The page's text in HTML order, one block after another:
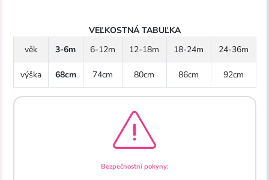
VEĽKOSTNÁ TABUĽKA
věk
3-6m 6-12m 12-18m 18-24m 24-36m
výška 68cm 74cm 80cm 86cm 92cm
Bezpečnostní pokyny: